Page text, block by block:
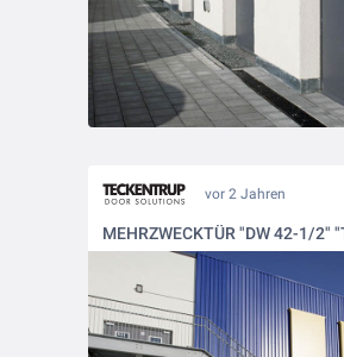
vor 2 Jahren